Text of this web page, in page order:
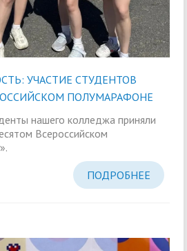
УЧАСТИЕ СТУДЕНТОВ
ПОЛУМАРАФОНЕ
нашего колледжа приняли
Всероссийском
ПОДРОБНЕЕ